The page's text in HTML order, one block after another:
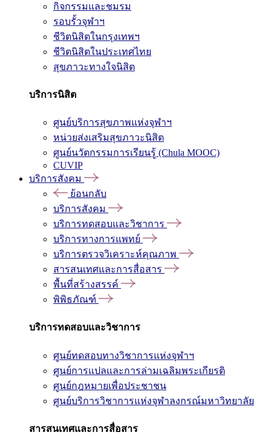
กิจกรรมและชมรม
รอบรั้วจุฬาฯ
ชีวิตนิสิตในกรุงเทพฯ
ชีวิตนิสิตในประเทศไทย
สุขภาวะทางใจนิสิต
บริการนิสิต
ศูนย์บริการสุขภาพแห่งจุฬาฯ
หน่วยส่งเสริมสุขภาวะนิสิต
ศูนย์นวัตกรรมการเรียนรู้ (Chula MOOC)
CUVIP
บริการสังคม
ย้อนกลับ
บริการสังคม
บริการทดสอบและวิชาการ
บริการทางการแพทย์
บริการตรวจวิเคราะห์คุณภาพ
สารสนเทศและการสื่อสาร
พื้นที่สร้างสรรค์
พิพิธภัณฑ์
บริการทดสอบและวิชาการ
ศูนย์ทดสอบทางวิชาการแห่งจุฬาฯ
ศูนย์การแปลและการล่ามเฉลิมพระเกียรติ
ศูนย์กฎหมายเพื่อประชาชน
ศูนย์บริการวิชาการแห่งจุฬาลงกรณ์มหาวิทยาลัย
สารสนเทศและการสื่อสาร